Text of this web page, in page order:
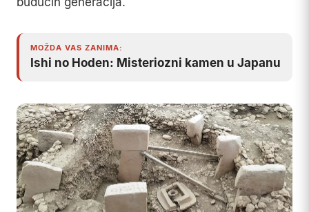
MOŽDA VAS ZANIMA:
Ishi no Hoden: Misteriozni kamen u Japanu